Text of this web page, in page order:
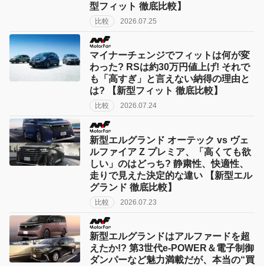
型フィット 徹底比較】
比較 2026.07.25
マイナーチェンジでフィットは何が変
わった? RSは約30万円値上げ! それで
も「高すぎ」と言えない納得の理由と
は? 【新型フィット 徹底比較】
比較 2026.07.24
新型エルグランド オーテック vs ヴェ
ルファイア Z プレミア、「高くても欲
しい」のはどっち? 静粛性、快適性、
走りで見えた決定的な違い 【新型エル
グランド 徹底比較】
比較 2026.07.23
新型エルグランドはアルファードを超
えたか!? 第3世代e-POWER＆電子制御
ダンパーなど魅力満載だが、本当の“買